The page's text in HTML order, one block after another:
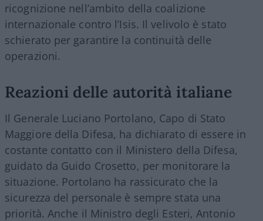
ricognizione nell’ambito della coalizione
internazionale contro l’Isis. Il velivolo è stato
schierato per garantire la continuità delle
operazioni.
Reazioni delle autorità italiane
Il Generale Luciano Portolano, Capo di Stato
Maggiore della Difesa, ha dichiarato di essere in
costante contatto con il Ministero della Difesa,
guidato da Guido Crosetto, per monitorare la
situazione. Portolano ha rassicurato che la
sicurezza del personale è sempre stata una
priorità. Anche il Ministro degli Esteri, Antonio